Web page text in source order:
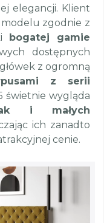
elegancji. Klient
zgodnie z
bogatej gamie
dostępnych
z ogromną
z serii
świetnie wygląda
i małych
ich zanadto
cenie.